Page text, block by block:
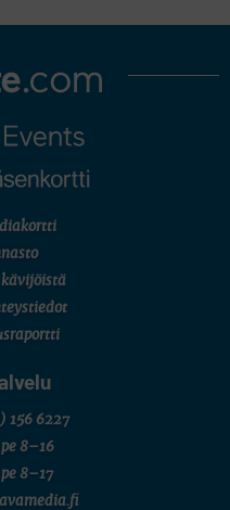
kävijöistä
156 6227
8–16
8–17